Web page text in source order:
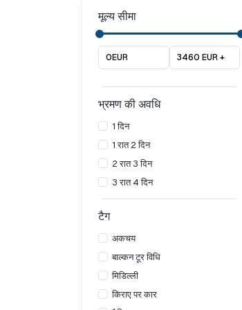
मूल्य सीमा
0EUR 3460 EUR +
भ्रमण की अवधि
1 दिन
1 रात 2 दिन
2 रात 3 दिन
3 रात 4 दिन
टैग
अकचय
बाल्कन टूर विधि
मिडिल्ली
किराए पर कार